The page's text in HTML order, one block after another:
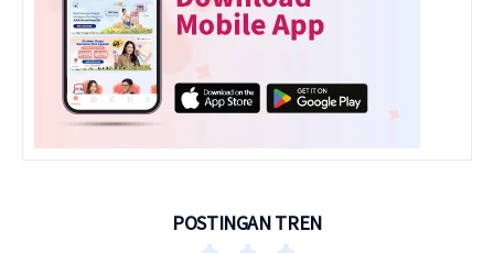
POSTINGAN TREN